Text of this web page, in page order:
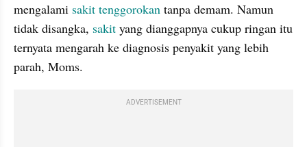
mengalami sakit tenggorokan tanpa demam. Namun
tidak disangka, sakit yang dianggapnya cukup ringan itu
ternyata mengarah ke diagnosis penyakit yang lebih
parah, Moms.
ADVERTISEMENT